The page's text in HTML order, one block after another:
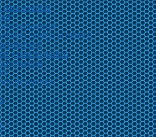
para eventos
audiovisual
jurídico al músico
y diseño gráfico
musical
de eventos